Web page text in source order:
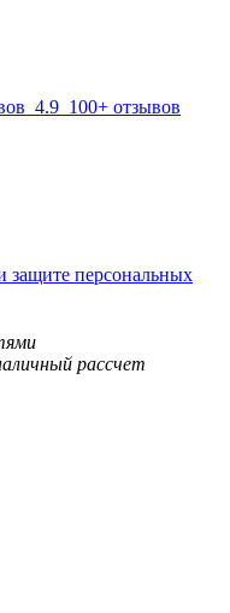
4.9 100+ отзывов
защите персональных